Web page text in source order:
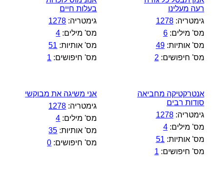
רעה מעלינו
גימטריה:1278
מס' מילים:6
מס' אותיות:49
מס' חיפושים: 2
בעלות חיים
גימטריה: 1278
מס' מילים: 4
מס' אותיות: 51
מס' חיפושים: 1
אנטרקטיקה מחביאה
סודות רבים
גימטריה:1278
מס' מילים:4
מס' אותיות: 51
מס' חיפושים: 1
אני משיגה את מבוקשי
גימטריה: 1278
מס' מילים: 4
מס' אותיות: 35
מס' חיפושים: 0